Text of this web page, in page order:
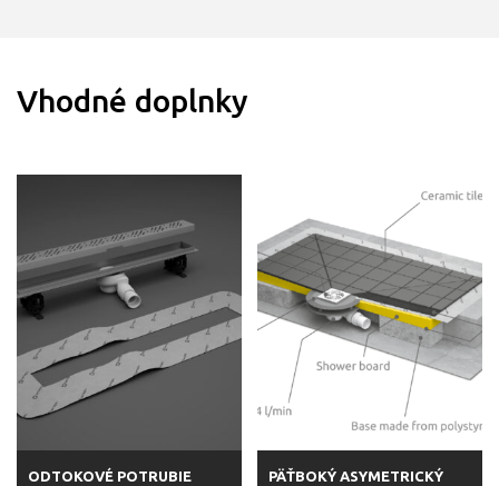
Vhodné doplnky
ODTOKOVÉ POTRUBIE PÄŤBOKÝ ASYMETRICKÝ